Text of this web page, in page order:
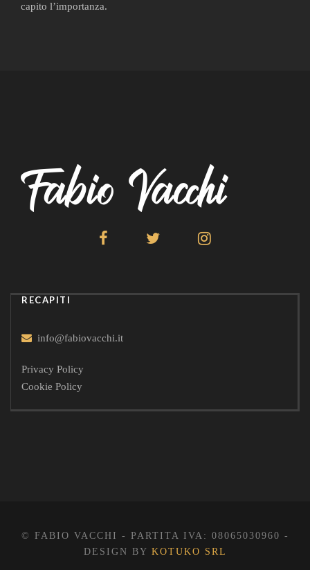
capito l’importanza.
RECAPITI
info@fabiovacchi.it
Privacy Policy
Cookie Policy
© FABIO VACCHI - PARTITA IVA: 08065030960 -
DESIGN BY KOTUKO SRL